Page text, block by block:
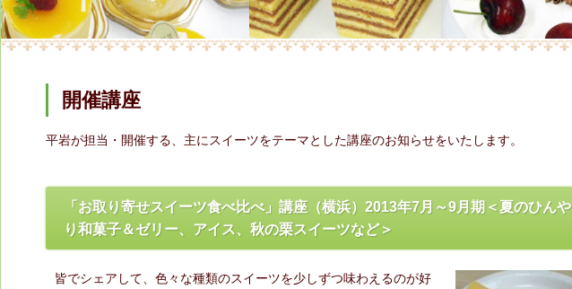
開催講座
取材・レポート
パティスリーオープン記念日カレンダー
お仕事依頼・お問い合わせ
開催講座
平岩が担当・開催する、主にスイーツをテーマとした講座のお知らせをいたします。
「お取り寄せスイーツ食べ比べ」講座（横浜）2013年7月～9月期＜夏のひんや
り和菓子＆ゼリー、アイス、秋の栗スイーツなど＞
皆でシェアして、色々な種類のスイーツを少しずつ味わえるのが好